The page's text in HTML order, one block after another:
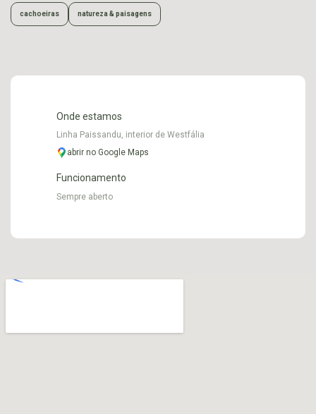
cachoeiras natureza & paisagens
Onde estamos
Linha Paissandu, interior de Westfália
abrir no Google Maps
Funcionamento
Sempre aberto